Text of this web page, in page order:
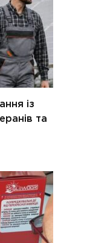
із
та